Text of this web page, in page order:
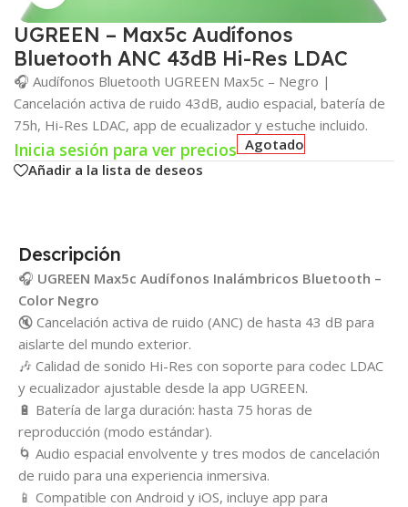
UGREEN – Max5c Audífonos
Bluetooth ANC 43dB Hi-Res LDAC
🎧 Audífonos Bluetooth UGREEN Max5c – Negro |
Cancelación activa de ruido 43dB, audio espacial, batería de
75h, Hi-Res LDAC, app de ecualizador y estuche incluido.
Inicia sesión para ver precios Agotado
Añadir a la lista de deseos
Descripción
🎧 UGREEN Max5c Audífonos Inalámbricos Bluetooth –
Color Negro
🔇 Cancelación activa de ruido (ANC) de hasta 43 dB para
aislarte del mundo exterior.
🎶 Calidad de sonido Hi-Res con soporte para codec LDAC
y ecualizador ajustable desde la app UGREEN.
🔋 Batería de larga duración: hasta 75 horas de
reproducción (modo estándar).
🌀 Audio espacial envolvente y tres modos de cancelación
de ruido para una experiencia inmersiva.
📱 Compatible con Android y iOS, incluye app para